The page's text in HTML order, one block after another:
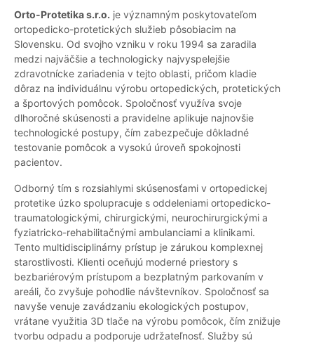
Orto-Protetika s.r.o. je významným poskytovateľom
ortopedicko-protetických služieb pôsobiacim na
Slovensku. Od svojho vzniku v roku 1994 sa zaradila
medzi najväčšie a technologicky najvyspelejšie
zdravotnícke zariadenia v tejto oblasti, pričom kladie
dôraz na individuálnu výrobu ortopedických, protetických
a športových pomôcok. Spoločnosť využíva svoje
dlhoročné skúsenosti a pravidelne aplikuje najnovšie
technologické postupy, čím zabezpečuje dôkladné
testovanie pomôcok a vysokú úroveň spokojnosti
pacientov.
Odborný tím s rozsiahlymi skúsenosťami v ortopedickej
protetike úzko spolupracuje s oddeleniami ortopedicko-
traumatologickými, chirurgickými, neurochirurgickými a
fyziatricko-rehabilitačnými ambulanciami a klinikami.
Tento multidisciplinárny prístup je zárukou komplexnej
starostlivosti. Klienti oceňujú moderné priestory s
bezbariérovým prístupom a bezplatným parkovaním v
areáli, čo zvyšuje pohodlie návštevníkov. Spoločnosť sa
navyše venuje zavádzaniu ekologických postupov,
vrátane využitia 3D tlače na výrobu pomôcok, čím znižuje
tvorbu odpadu a podporuje udržateľnosť. Služby sú